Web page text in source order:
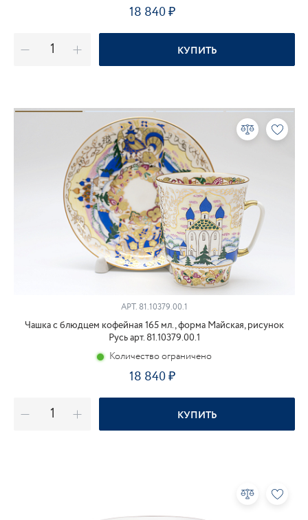
18 840
КУПИТЬ
АРТ. 81.10379.00.1
Чашка с блюдцем кофейная 165 мл., форма Майская, рисунок
Русь арт. 81.10379.00.1
Количество ограничено
18 840
КУПИТЬ